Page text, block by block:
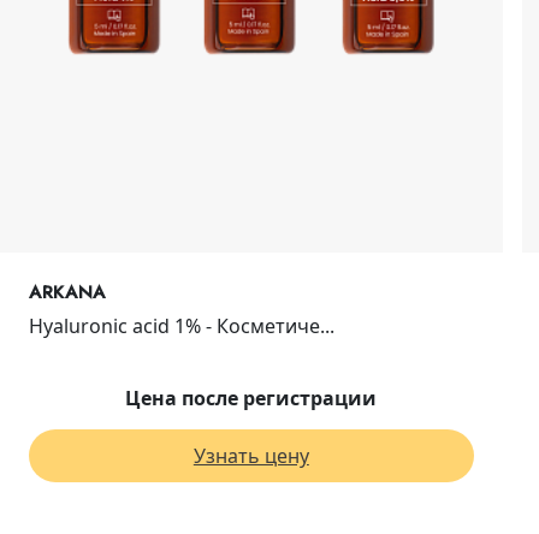
ARKANA
Hyaluronic acid 1% - Косметиче...
Цена после регистрации
Узнать цену